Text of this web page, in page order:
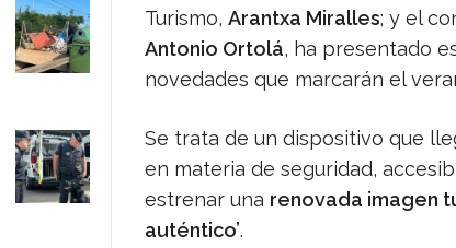
Turismo, Arantxa Miralles; y el
Antonio Ortolá, ha presentado
novedades que marcarán el
Se trata de un dispositivo que
en materia de seguridad,
estrenar una renovada imagen
auténtico’.